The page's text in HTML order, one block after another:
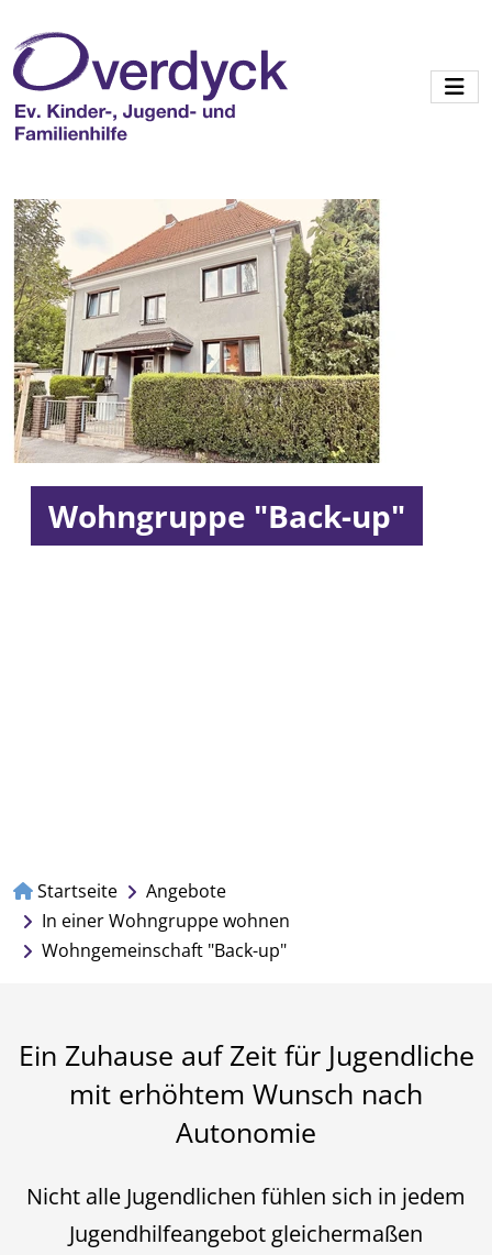
Wohngruppe "Back-up"
Startseite
Angebote
In einer Wohngruppe wohnen
Wohngemeinschaft "Back-up"
Ein Zuhause auf Zeit für Jugendliche
mit erhöhtem Wunsch nach
Autonomie
Nicht alle Jugendlichen fühlen sich in jedem
Jugendhilfeangebot gleichermaßen